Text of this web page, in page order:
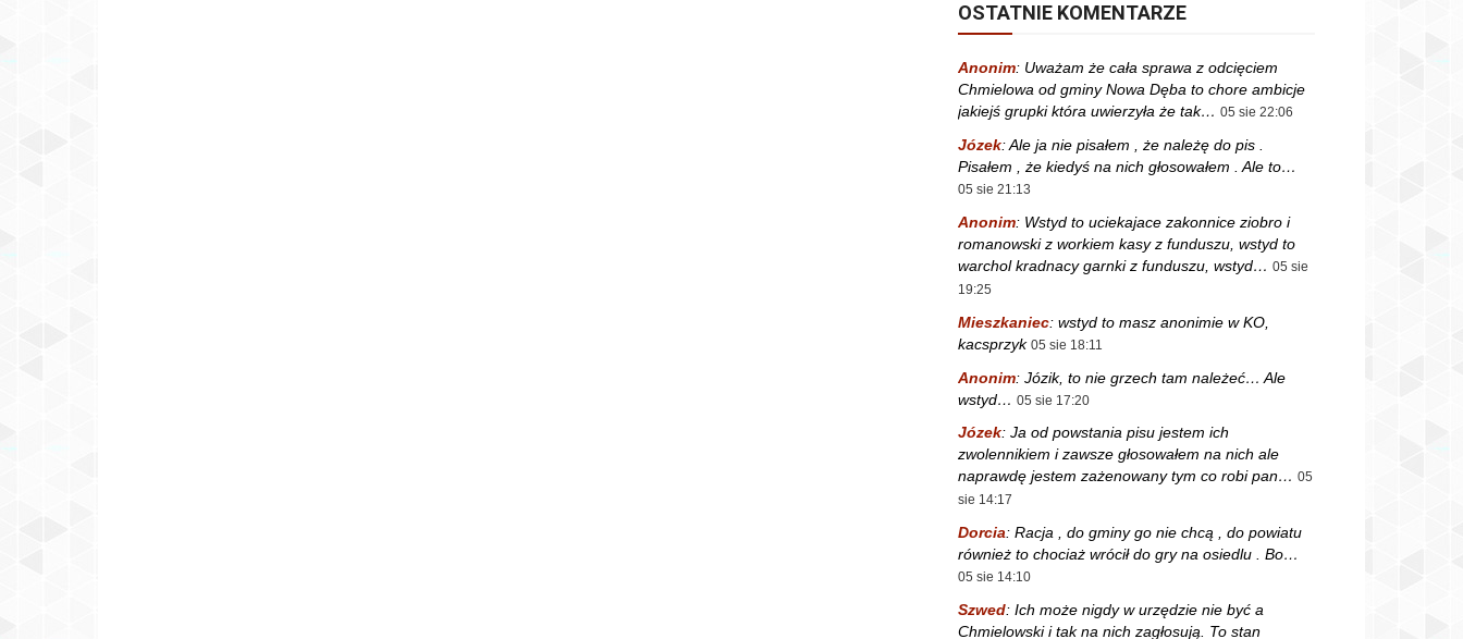
OSTATNIE KOMENTARZE
Anonim: Uważam że cała sprawa z odcięciem
Chmielowa od gminy Nowa Dęba to chore ambicje
jakiejś grupki która uwierzyła że tak… 05 sie 22:06
Józek:Ale ja nie pisałem , że należę do pis .
Pisałem , że kiedyś na nich głosowałem . Ale to…
05 sie 21:13
Anonim: Wstyd to uciekajace zakonnice ziobro i
romanowski z workiem kasy z funduszu, wstyd to
warchol kradnacy garnki z funduszu, wstyd… 05 sie
19:25
Mieszkaniec: wstyd to masz anonimie w KO,
kacsprzyk 05 sie 18:11
Anonim: Józik, to nie grzech tam należeć… Ale
wstyd… 05 sie 17:20
Józek: Ja od powstania pisu jestem ich
zwolennikiem i zawsze głosowałem na nich ale
naprawdę jestem zażenowany tym co robi pan… 05
sie 14:17
Dorcia: Racja , do gminy go nie chcą , do powiatu
również to chociaż wrócił do gry na osiedlu . Bo…
05 sie 14:10
Szwed: Ich może nigdy w urzędzie nie być a
Chmielowski i tak na nich zagłosują. To stan